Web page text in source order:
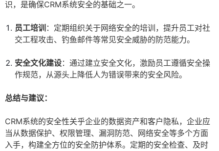
识，是确保CRM系统安全的基础之一。
员工培训 ：定期组织关于网络安全的培训，提升员工对社
交工程攻击、钓鱼邮件等常见安全威胁的防范能力。
安全文化建设：通过建立安全文化，激励员工遵循安全操
作规范，从源头上降低人为错误带来的安全风险。
总结与建议：
CRM系统的安全性关乎企业的数据资产和客户隐私，企业应
当从数据保护、权限管理、漏洞防范、网络安全等多个方面
入手，构建全方位的安全防护体系。定期的安全检查、及时